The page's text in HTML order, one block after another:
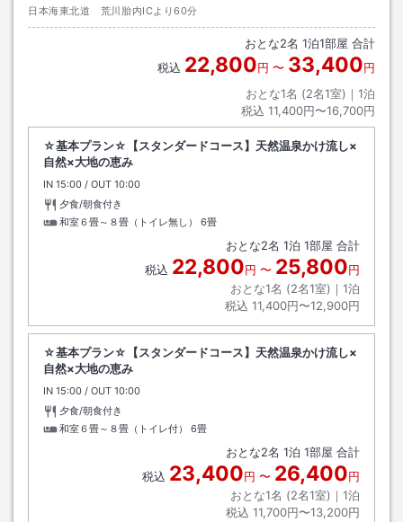
日本海東北道 荒川胎内ICより60分
おとな2名 1泊1部屋 合計
税込 22,800円 〜 33,400円
おとな1名 (2名1室)｜ 1泊
税込 11,400円〜16,700円
☆基本プラン☆【スタンダードコース】天然温泉かけ流し×
自然×大地の恵み
IN チェックイン
15:00 / OUT チェックアウト
10:00
夕食/朝食付き
和室６畳～８畳（トイレ無し）
6畳
おとな2名 1泊 1部屋 合計
税込 22,800円 〜 25,800円
おとな1名 (2名1室)｜ 1泊
税込 11,400円〜12,900円
☆基本プラン☆【スタンダードコース】天然温泉かけ流し×
自然×大地の恵み
IN チェックイン
15:00 / OUT チェックアウト
10:00
夕食/朝食付き
和室６畳～８畳（トイレ付）
6畳
おとな2名 1泊 1部屋 合計
税込 23,400円 〜 26,400円
おとな1名 (2名1室)｜ 1泊
税込 11,700円〜13,200円